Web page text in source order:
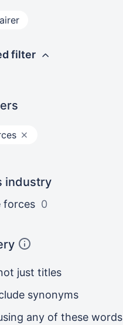
filter
industry
forces 0
just titles
synonyms
any of these words